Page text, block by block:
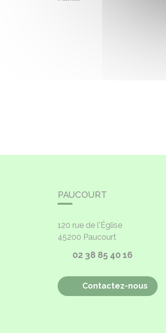
PAUCOURT
120 rue de l'Église
45200 Paucourt
02 38 85 40 16
Contactez-nous